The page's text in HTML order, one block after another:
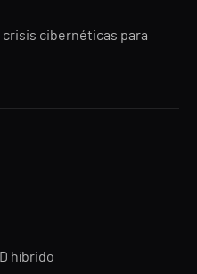
cibernéticas para
híbrido